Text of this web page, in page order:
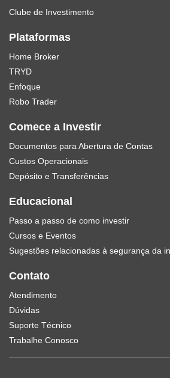
Clube de Investimento
Plataformas
Home Broker
TRYD
Enfoque
Robo Trader
Comece a Investir
Documentos para Abertura de Contas
Custos Operacionais
Depósito e Transferências
Educacional
Passo a passo de como investir
Cursos e Eventos
Sugestões relacionadas à segurança da
Contato
Atendimento
Dúvidas
Suporte Técnico
Trabalhe Conosco